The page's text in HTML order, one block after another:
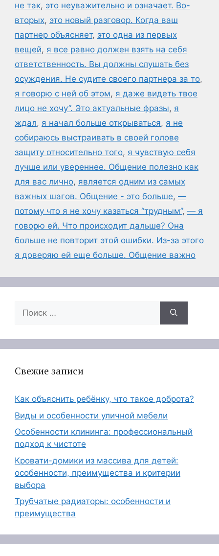
не так, это неуважительно и означает. Во-
вторых, это новый разговор. Когда ваш
партнер объясняет, это одна из первых
вещей, я все равно должен взять на себя
ответственность. Вы должны слушать без
осуждения. Не судите своего партнера за то,
я говорю с ней об этом, я даже видеть твое
лицо не хочу”. Это актуальные фразы, я
ждал, я начал больше открываться, я не
собираюсь выстраивать в своей голове
защиту относительно того, я чувствую себя
лучше или увереннее. Общение полезно как
для вас лично, является одним из самых
важных шагов. Общение - это больше, —
потому что я не хочу казаться “трудным”, — я
говорю ей. Что происходит дальше? Она
больше не повторит этой ошибки. Из-за этого
я доверяю ей еще больше. Общение важно
Поиск:
Свежие записи
Как объяснить ребёнку, что такое доброта?
Виды и особенности уличной мебели
Особенности клининга: профессиональный
подход к чистоте
Кровати-домики из массива для детей:
особенности, преимущества и критерии
выбора
Трубчатые радиаторы: особенности и
преимущества